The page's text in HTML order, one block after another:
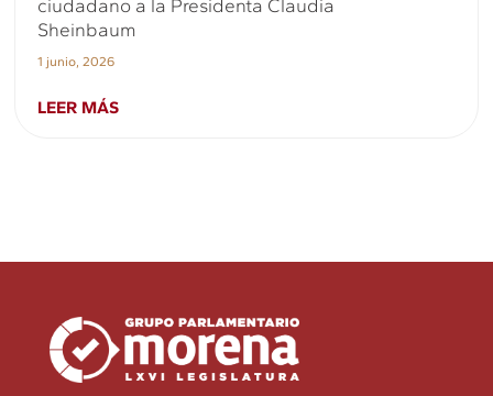
ciudadano a la Presidenta Claudia
Sheinbaum
1 junio, 2026
LEER MÁS